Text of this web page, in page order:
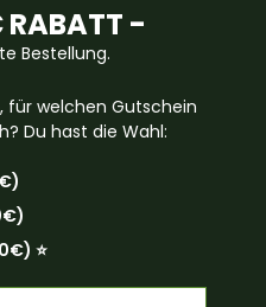
RABATT -
Bestellung.
für welchen Gutschein
Du hast die Wahl:
⭐️